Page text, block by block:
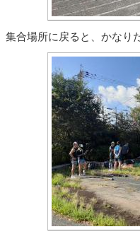
集合場所に戻ると、かなり